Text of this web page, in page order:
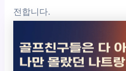
전합니다.